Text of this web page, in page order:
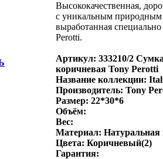
Высококачественная,
с уникальным природным
выработанная
Perotti.
Артикул: 333210/2
коричневая Tony Perotti
Название коллекции:
Производитель: Tony
Размер: 22*30*6
Объём:
Вес:
Материал: Натуральная
Цвета: Коричневый(2)
Гарантия: